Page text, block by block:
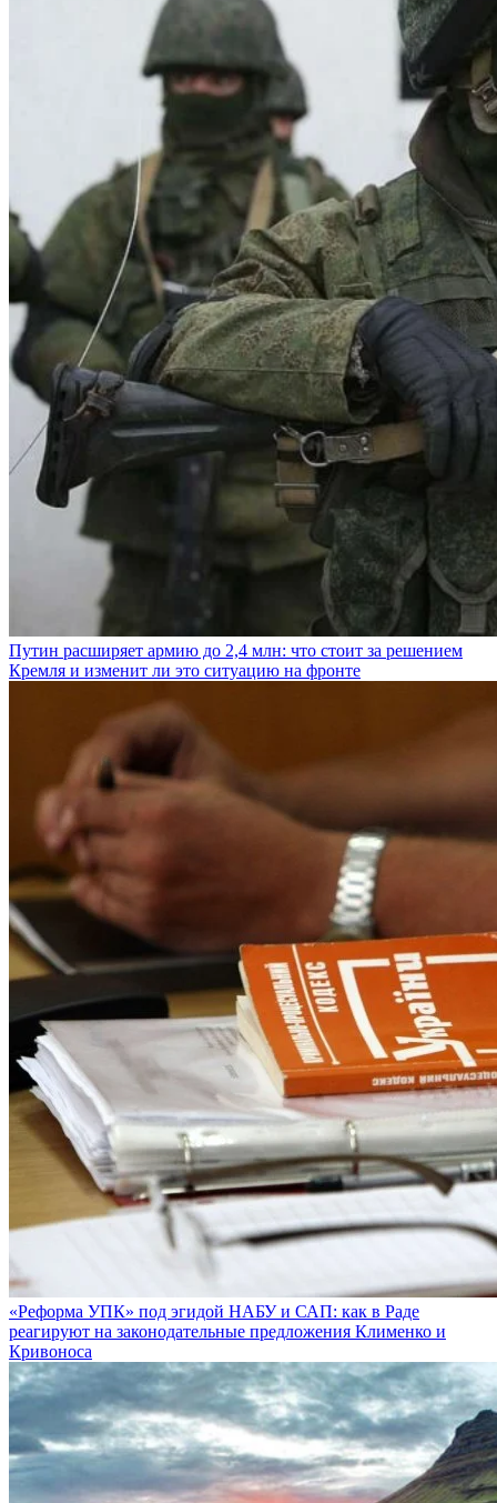
Путин расширяет армию до 2,4 млн: что стоит за решением
Кремля и изменит ли это ситуацию на фронте
«Реформа УПК» под эгидой НАБУ и САП: как в Раде
реагируют на законодательные предложения Клименко и
Кривоноса